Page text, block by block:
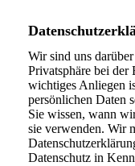
Wir sind uns
Privatsphäre bei der
wichtiges Anliegen
persönlichen Daten
Sie wissen, wann
sie verwenden. Wir
Datenschutz in